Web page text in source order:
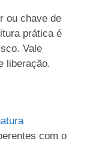
ou chave de
prática é
Vale
liberação.
com o